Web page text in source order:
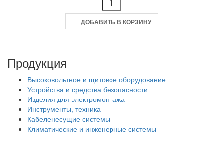
ДОБАВИТЬ В КОРЗИНУ
Продукция
Высоковольтное и щитовое оборудование
Устройства и средства безопасности
Изделия для электромонтажа
Инструменты, техника
Кабеленесущие системы
Климатические и инженерные системы